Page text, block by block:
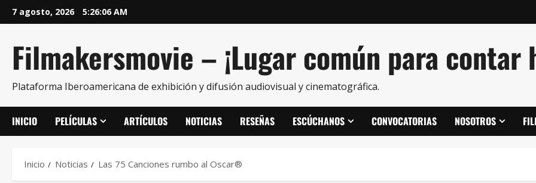
7 agosto, 2026 5:26:07 AM
Filmakersmovie – ¡Lugar común para
Plataforma Iberoamericana de exhibición y difusión audiovisual y cinematográfica.
INICIO PELÍCULAS ARTÍCULOS NOTICIAS RESEÑAS ESCÚCHANOS CONVOCATORIAS NOSOTROS
Inicio Noticias Las 75 Canciones rumbo al Oscar®